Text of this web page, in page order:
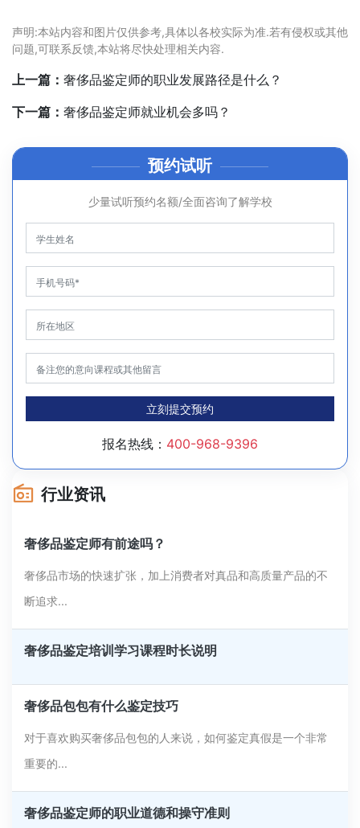
声明:本站内容和图片仅供参考,具体以各校实际为准.若有侵权或其他
问题,可联系反馈,本站将尽快处理相关内容.
上一篇： 奢侈品鉴定师的职业发展路径是什么？
下一篇： 奢侈品鉴定师就业机会多吗？
预约试听
少量试听预约名额/全面咨询了解学校
立刻提交预约
报名热线： 400-968-9396
行业资讯
奢侈品鉴定师有前途吗？
奢侈品市场的快速扩张，加上消费者对真品和高质量产品的不
断追求...
奢侈品鉴定培训学习课程时长说明
奢侈品包包有什么鉴定技巧
对于喜欢购买奢侈品包包的人来说，如何鉴定真假是一个非常
重要的...
奢侈品鉴定师的职业道德和操守准则